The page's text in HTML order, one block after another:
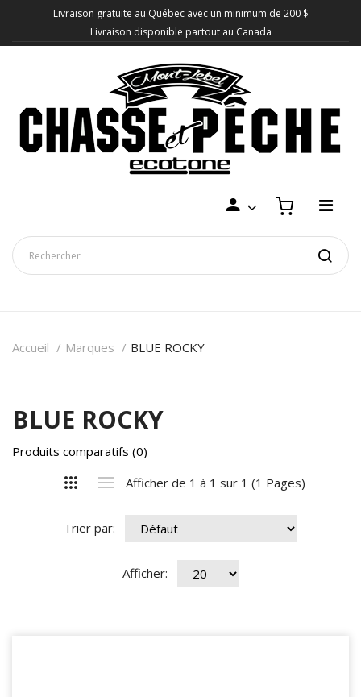
Livraison gratuite au Québec avec un minimum de 200 $
Livraison disponible partout au Canada
Accueil Marques BLUE ROCKY
BLUE ROCKY
Produits comparatifs (0)
Afficher de 1 à 1 sur 1 (1 Pages)
Trier par:
Afficher: